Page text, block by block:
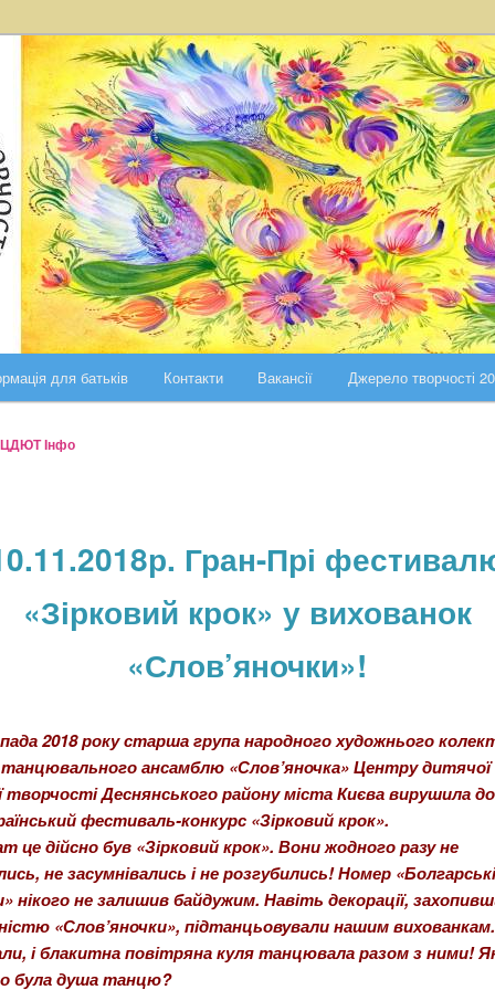
району міста Києва
Києва
для батьків Контакти Вакансії Джерело творчості
Гран-Прі
«Зірковий крок» у вихованок
«Слов’яночки»!
ЦДЮТ Інфо
2018 року старша група народного художнього
танцювального ансамблю «Слов’яночка» Центру
творчості Деснянського району міста Києва вирушила до
фестиваль-конкурс «Зірковий крок».
це дійсно був «Зірковий крок». Вони жодного разу не
не засумнівались і не розгубились! Номер «Болгарські
нікого не залишив байдужим. Навіть декорації,
«Слов’яночки», підтанцьовували нашим
і блакитна повітряна куля танцювала разом з ними!
була душа танцю?